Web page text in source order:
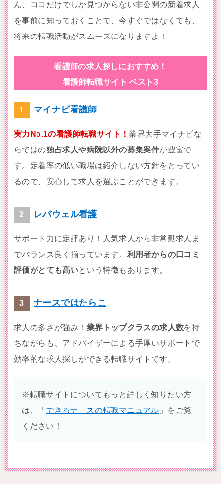
ん、
ココだけでしか見つからない非公開の新着求人
を事前に知っておくことで、今すぐではなくても、
将来の転職活動がスムーズになりますよ！
看護師の求人探しにおすすめ！
看護師転職サイト ベスト3
マイナビ看護師
実力No.1の看護師転職サイト！業界大手マイナビな
らではの独占求人や病院以外の募集案件が豊富で
す。定着率の低い職場は紹介しない方針をとってい
るので、安心して求人を選ぶことができます。
レバウェル看護
サポート力に定評あり！人気求人から非常勤求人ま
でバランス良く揃っています。 利用者からの口コミ
評価がとても高いという特徴もあります。
ナースではたらこ
求人の多さが強み！ 業界トップクラスの求人数を持
ちながらも、アドバイザーによる手厚いサポートで
効率的な求人探しができる転職サイトです。
※転職サイトについてもっと詳しく知りたい方
は、「できるナースの転職マニュアル 」をご覧
ください！